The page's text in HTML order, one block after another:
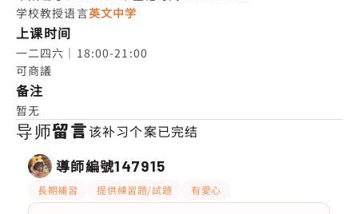
学校教授语言英文中学
上课时间
一二四六｜18:00-21:00
可商議
备注
暂无
导师留言该补习个案已完结
導師編號147915
長期補習 提供練習題/試題 有愛心